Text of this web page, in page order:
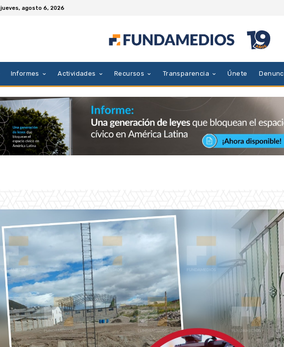
jueves, agosto 6, 2026
Informes Actividades Recursos Transparencia Únete